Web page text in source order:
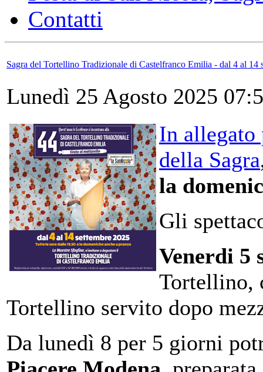
Contatti
Sagra del Tortellino Tradizionale di Castelfranco Emilia - dal 4 al 14
Lunedì 25 Agosto 2025
In allegato
della Sagra
la
Gli
Venerdi 5
Tortellino,
Tortellino servito dopo
Da lunedì 8 per 5 giorni